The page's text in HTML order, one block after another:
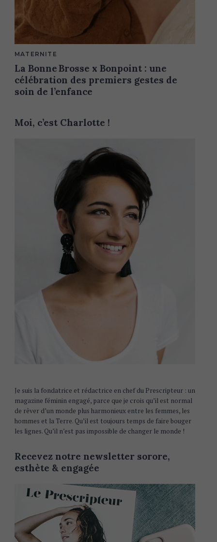
M
I
C
T
R
MATERNITE
La Bonne Brosse x Bonpoint : une
célébration des premiers gestes de
soin de l’enfance
Moi, c’est Charlotte !
Je suis la fondatrice et rédactrice en chef du Prescripteur : un
magazine féminin engagé, parce que je crois qu’il est normal
de rêver d’un monde plus harmonieux entre les femmes, les
hommes et la Terre. Qu’il est toujours temps de faire bouger
les lignes. Qu’il n’est pas impossible de changer le monde !
Recevez notre newsletter sorore,
esthète & engagée